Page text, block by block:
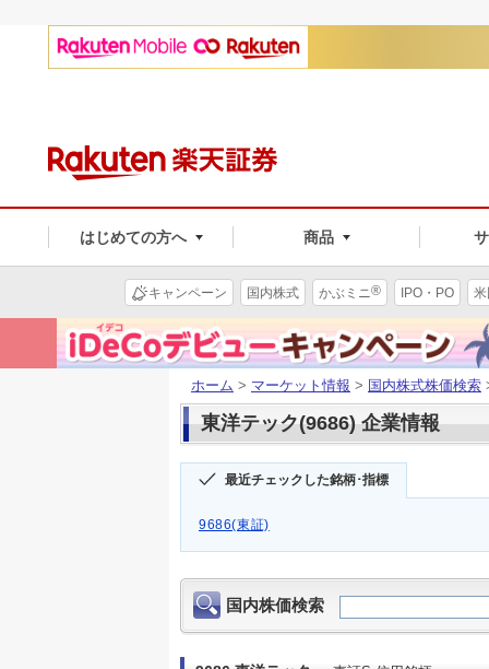
はじめての方へ 商品
キャンペーン 国内株式 かぶミニ® IPO・PO
ホーム > マーケット情報 > 国内株式株価検索
東洋テック(9686) 企業情報
最近チェックした銘柄･指標
9686(東証)